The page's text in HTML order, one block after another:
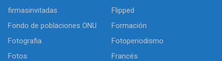
firmasinvitadas
Flipped
Fondo de poblaciones ONU
Formación
Fotografia
Fotoperiodismo
Fotos
Francés